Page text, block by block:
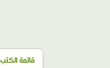
قائمة الكتب